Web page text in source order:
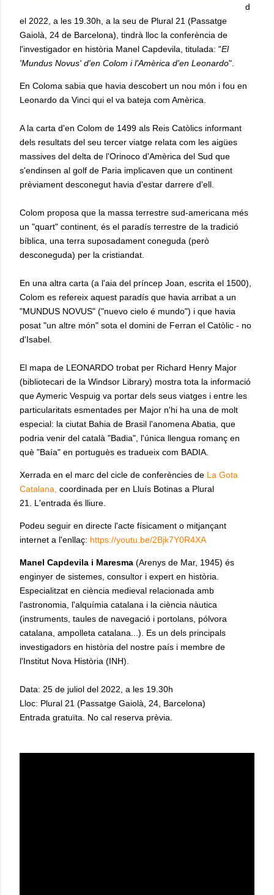
d
el 2022, a les 19.30h, a la seu de Plural 21 (Passatge
Gaiolà, 24 de Barcelona), tindrà lloc la conferència de
l'investigador en història Manel Capdevila, titulada: "El
'Mundus Novus' d'en Colom i l'Amèrica d'en Leonardo".
En Coloma sabia que havia descobert un nou món i fou en
Leonardo da Vinci qui el va bateja com Amèrica.
A la carta d'en Colom de 1499 als Reis Catòlics informant
dels resultats del seu tercer viatge relata com les aigües
massives del delta de l'Orinoco d'Amèrica del Sud que
s'endinsen al golf de Paria implicaven que un continent
prèviament desconegut havia d'estar darrere d'ell.
Colom proposa que la massa terrestre sud-americana més
un "quart" continent, és el paradís terrestre de la tradició
bíblica, una terra suposadament coneguda (però
desconeguda) per la cristiandat.
En una altra carta (a l'aia del príncep Joan, escrita el 1500),
Colom es refereix aquest paradís que havia arribat a un
"MUNDUS NOVUS" ("nuevo cielo é mundo") i que havia
posat "un altre món" sota el domini de Ferran el Catòlic - no
d'Isabel.
El mapa de LEONARDO trobat per Richard Henry Major
(bibliotecari de la Windsor Library) mostra tota la informació
que Aymeric Vespuig va portar dels seus viatges i entre les
particularitats esmentades per Major n'hi ha una de molt
especial: la ciutat Bahia de Brasil l'anomena Abatia, que
podria venir del català "Badia", l'única llengua romanç en
què "Baía" en portuguès es tradueix com BADIA.
Xerrada en el marc del cicle de conferències de La Gota
Catalana, coordinada per en Lluís Botinas a Plural
21. L'entrada és lliure.
Podeu seguir en directe l'acte físicament o mitjançant
internet a l'enllaç: https://youtu.be/2Bjk7Y0R4XA
Manel Capdevila i Maresma (Arenys de Mar, 1945) és
enginyer de sistemes, consultor i expert en història.
Especialitzat en ciència medieval relacionada amb
l'astronomia, l'alquímia catalana i la ciència nàutica
(instruments, taules de navegació i portolans, pólvora
catalana, ampolleta catalana...). Es un dels principals
investigadors en història del nostre país i membre de
l'Institut Nova Història (INH).
Data: 25 de juliol del 2022, a les 19.30h
Lloc: Plural 21 (Passatge Gaiolà, 24, Barcelona)
Entrada gratuïta. No cal reserva prèvia.